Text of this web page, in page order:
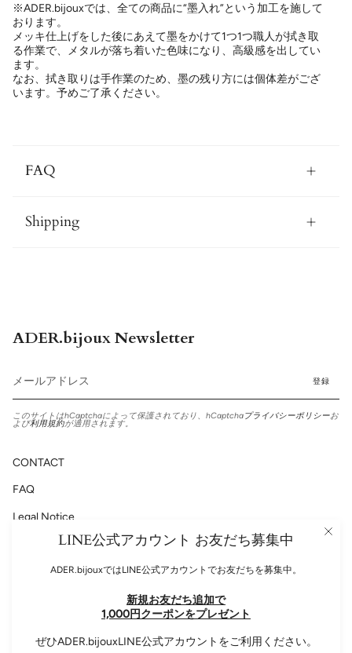
※ADER.bijouxでは、全ての商品に“墨入れ”という加工を施して
おります。
メッキ仕上げをした後にあえて墨をかけて1つ1つ職人が拭き取
る作業で、メタルが落ち着いた色味になり、高級感を出してい
ます。
なお、拭き取りは手作業のため、墨の残り方には個体差がござ
います。予めご了承ください。
FAQ
Shipping
ADER.bijoux Newsletter
登録
このサイトはhCaptchaによって保護されており、hCaptchaプライバシーポリシーお
よび利用規約が適用されます。
CONTACT
FAQ
Legal Notice
Privacy PolicyLINE公式アカウント お友だち募集中
ADER.bijouxではLINE公式アカウントでお友だちを募集中。
新規お友だち追加で
1,000円クーポンをプレゼント
ぜひADER.bijouxLINE公式アカウントをご利用ください。